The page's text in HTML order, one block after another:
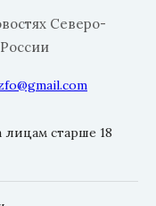
Северо-
старше 18